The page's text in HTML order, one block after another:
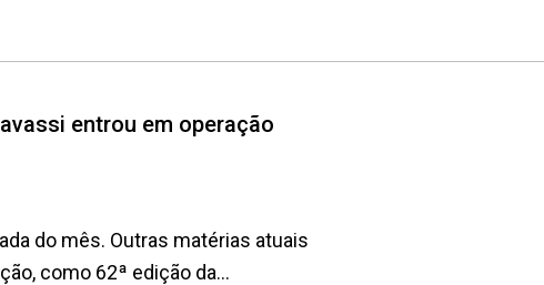
entrou em operação
do mês. Outras matérias atuais
como 62ª edição da...